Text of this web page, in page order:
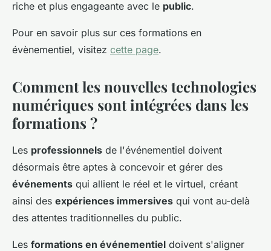
riche et plus engageante avec le public.
Pour en savoir plus sur ces formations en
évènementiel, visitez cette page.
Comment les nouvelles technologies
numériques sont intégrées dans les
formations ?
Les professionnels de l'événementiel doivent
désormais être aptes à concevoir et gérer des
événements qui allient le réel et le virtuel, créant
ainsi des expériences immersives qui vont au-delà
des attentes traditionnelles du public.
Les formations en événementiel doivent s'aligner